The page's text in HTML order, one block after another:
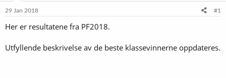
e
29 Jan 2018 #1
Her er resultatene fra PF2018.
Utfyllende beskrivelse av de beste klassevinnerne oppdateres.